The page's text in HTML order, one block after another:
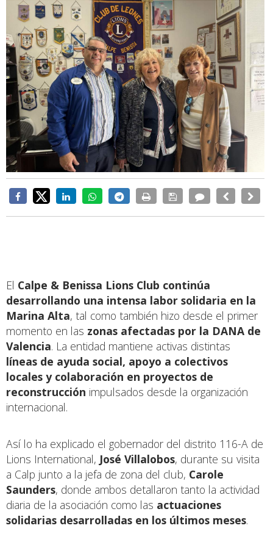
El Calpe & Benissa Lions Club continúa
desarrollando una intensa labor solidaria en la
Marina Alta, tal como también hizo desde el primer
momento en las zonas afectadas por la DANA de
Valencia. La entidad mantiene activas distintas
líneas de ayuda social, apoyo a colectivos
locales y colaboración en proyectos de
reconstrucción impulsados desde la organización
internacional.
Así lo ha explicado el gobernador del distrito 116-A de
Lions International, José Villalobos, durante su visita
a Calp junto a la jefa de zona del club, Carole
Saunders, donde ambos detallaron tanto la actividad
diaria de la asociación como las actuaciones
solidarias desarrolladas en los últimos meses.